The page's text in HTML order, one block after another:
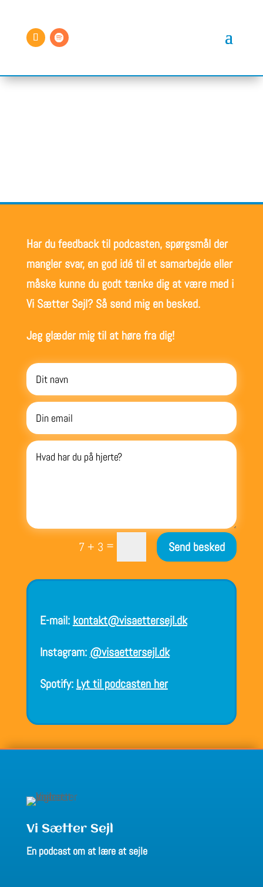
Har du feedback til podcasten, spørgsmål der
mangler svar, en god idé til et samarbejde eller
måske kunne du godt tænke dig at være med i
Vi Sætter Sejl? Så send mig en besked.
Jeg glæder mig til at høre fra dig!
7 + 3 = Send besked
E-mail: kontakt@visaettersejl.dk
Instagram: @visaettersejl.dk
Spotify: Lyt til podcasten her
Vi Sætter Sejl
En podcast om at lære at sejle